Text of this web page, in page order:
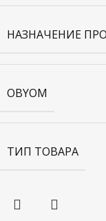
НАЗНАЧЕНИЕ
OBYOM
ТИП ТОВАРА